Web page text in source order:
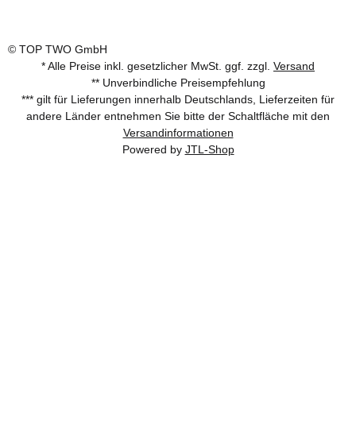
© TOP TWO GmbH
* Alle Preise inkl. gesetzlicher MwSt. ggf. zzgl. Versand
** Unverbindliche Preisempfehlung
*** gilt für Lieferungen innerhalb Deutschlands, Lieferzeiten für
andere Länder entnehmen Sie bitte der Schaltfläche mit den
Versandinformationen
Powered by JTL-Shop